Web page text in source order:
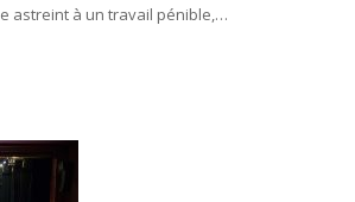
astreint à un travail pénible,…